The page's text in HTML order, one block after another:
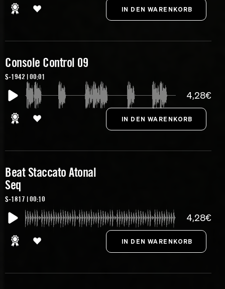
Console Control 09
S-1942 | 00:01
4,28€
Beat Staccato Atonal
Seq
S-1817 | 00:10
4,28€